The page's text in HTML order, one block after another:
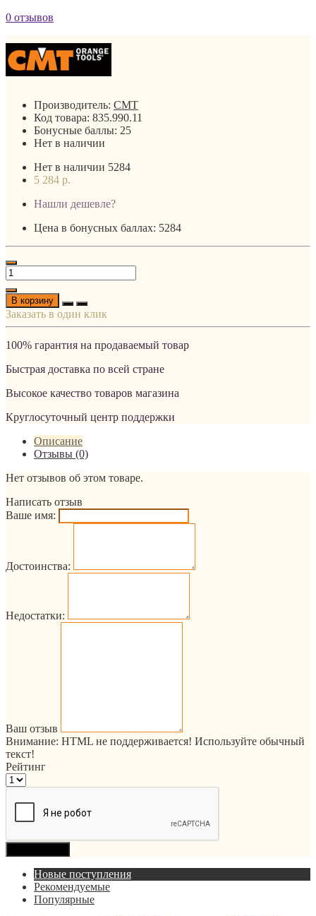
0 отзывов
Производитель: CMT
Код товара: 835.990.11
Бонусные баллы: 25
Нет в наличии
Нет в наличии 5284
5 284 р.
Нашли дешевле?
Цена в бонусных баллах: 5284
В корзину
Заказать в один клик
100% гарантия на продаваемый товар
Быстрая доставка по всей стране
Высокое качество товаров магазина
Круглосуточный центр поддержки
Описание
Отзывы (0)
Нет отзывов об этом товаре.
Написать отзыв
Ваше имя:
Достоинства:
Недостатки:
Ваш отзыв
Внимание: HTML не поддерживается! Используйте обычный
текст!
Рейтинг
Новые поступления
Рекомендуемые
Популярные